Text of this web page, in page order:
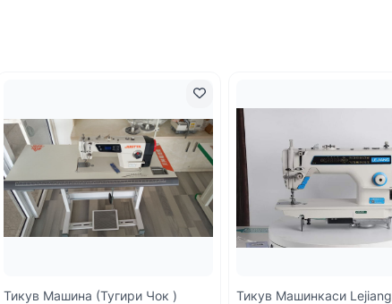
Тикув Машина (тугири Чок )
Тикув Машинкаси Lejiang